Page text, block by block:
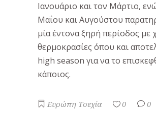
Ιανουάριο και τον Μάρτιο,
Μαΐου και Αυγούστου
μία έντονα ξηρή περίοδος με
θερμοκρασίες όπου και
high season για να το
κάποιος.
Ευρώπη Τσεχία 0 0